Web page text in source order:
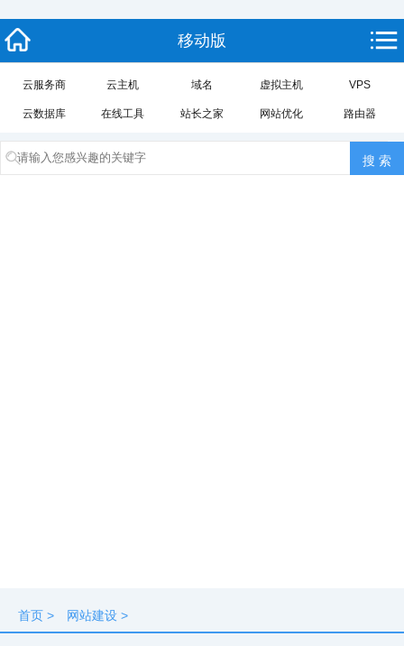
移动版
云服务商 云主机 域名 虚拟主机 VPS
云数据库 在线工具 站长之家 网站优化 路由器
首页 > 网站建设 >